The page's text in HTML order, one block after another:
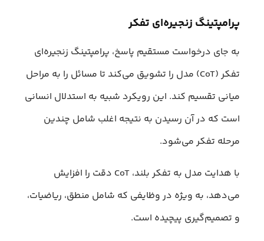
پرامپتینگ زنجیره‌ای تفکر
به جای درخواست مستقیم پاسخ، پرامپتینگ زنجیره‌ای
تفکر (CoT) مدل را تشویق می‌کند تا مسائل را به مراحل
میانی تقسیم کند. این رویکرد شبیه به استدلال انسانی
است که در آن رسیدن به نتیجه اغلب شامل چندین
مرحله تفکر می‌شود.
با هدایت مدل به تفکر بلند، CoT دقت را افزایش
می‌دهد، به ویژه در وظایفی که شامل منطق، ریاضیات،
و تصمیم‌گیری پیچیده است.